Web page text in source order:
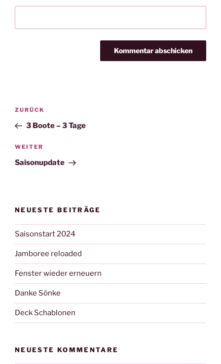
Beitragsnavigation
Vorheriger
Beitrag
ZURÜCK
3 Boote – 3 Tage
Nächster
Beitrag
WEITER
Saisonupdate
NEUESTE BEITRÄGE
Saisonstart 2024
Jamboree reloaded
Fenster wieder erneuern
Danke Sönke
Deck Schablonen
NEUESTE KOMMENTARE